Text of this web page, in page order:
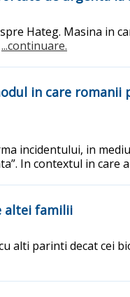
Hateg. Masina in
...continuare.
in care
incidentului, in
In contextul in care
altei familii
alti parinti decat cei